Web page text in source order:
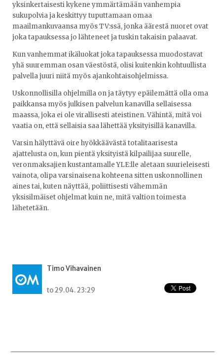
yksinkertaisesti kykene ymmärtämään vanhempia
sukupolvia ja keskittyy tuputtamaan omaa
maailmankuvaansa myös TV:ssä, jonka äärestä nuoret ovat
joka tapauksessa jo lähteneet ja tuskin takaisin palaavat.
Kun vanhemmat ikäluokat joka tapauksessa muodostavat
yhä suuremman osan väestöstä, olisi kuitenkin kohtuullista
palvella juuri niitä myös ajankohtaisohjelmissa.
Uskonnollisilla ohjelmilla on ja täytyy epäilemättä olla oma
paikkansa myös julkisen palvelun kanavilla sellaisessa
maassa, joka ei ole virallisesti ateistinen. Vähintä, mitä voi
vaatia on, että sellaisia saa lähettää yksityisillä kanavilla.
Varsin hälyttävä oire hyökkäävästä totalitaarisesta
ajattelusta on, kun pientä yksityistä kilpailijaa suurelle,
veronmaksajien kustantamalle YLE:lle aletaan suurieleisesti
vainota, olipa varsinaisena kohteena sitten uskonnollinen
aines tai, kuten näyttää, poliittisesti vähemmän
yksisilmäiset ohjelmat kuin ne, mitä valtion toimesta
lähetetään.
Timo Vihavainen
to 29.04. 23:29